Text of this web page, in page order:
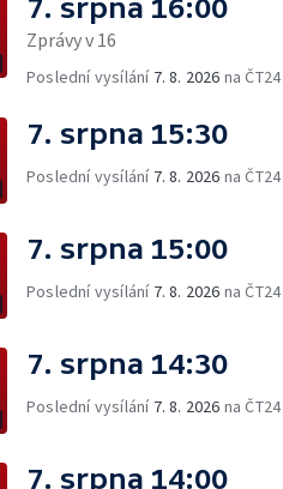
7. srpna 16:00
Zprávy v 16
Poslední vysílání 7. 8. 2026 na ČT24
7. srpna 15:30
Poslední vysílání 7. 8. 2026 na ČT24
7. srpna 15:00
Poslední vysílání 7. 8. 2026 na ČT24
7. srpna 14:30
Poslední vysílání 7. 8. 2026 na ČT24
7. srpna 14:00